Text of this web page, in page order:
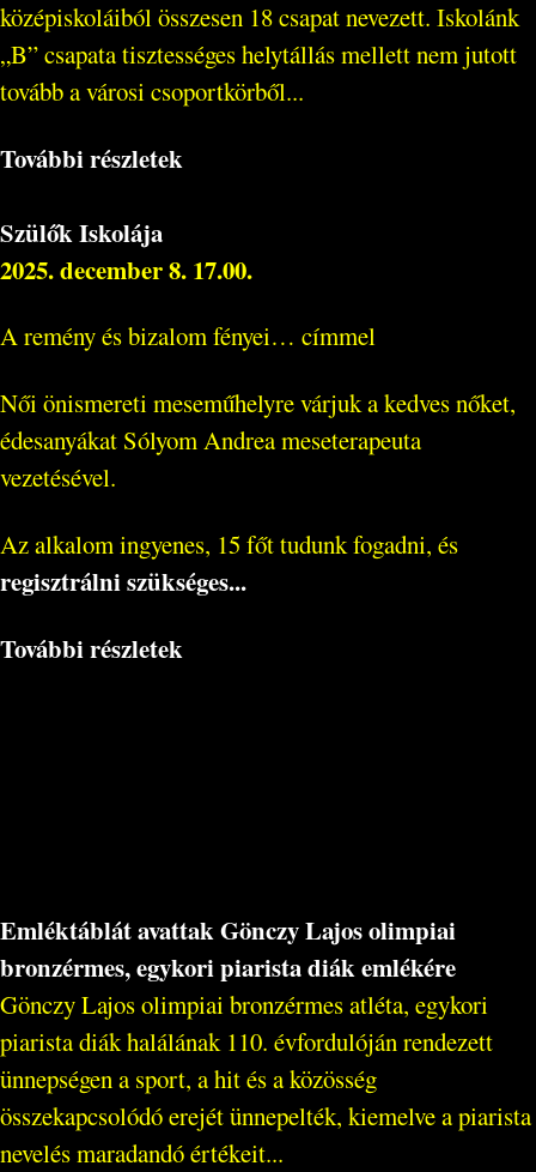
középiskoláiból összesen 18 csapat nevezett. Iskolánk
„B” csapata tisztességes helytállás mellett nem jutott
tovább a városi csoportkörből...
További részletek
Szülők Iskolája
2025. december 8. 17.00.
A remény és bizalom fényei… címmel
Női önismereti meseműhelyre várjuk a kedves nőket,
édesanyákat Sólyom Andrea meseterapeuta
vezetésével.
Az alkalom ingyenes, 15 főt tudunk fogadni, és
regisztrálni szükséges...
További részletek
Emléktáblát avattak Gönczy Lajos olimpiai
bronzérmes, egykori piarista diák emlékére
Gönczy Lajos olimpiai bronzérmes atléta, egykori
piarista diák halálának 110. évfordulóján rendezett
ünnepségen a sport, a hit és a közösség
összekapcsolódó erejét ünnepelték, kiemelve a piarista
nevelés maradandó értékeit...